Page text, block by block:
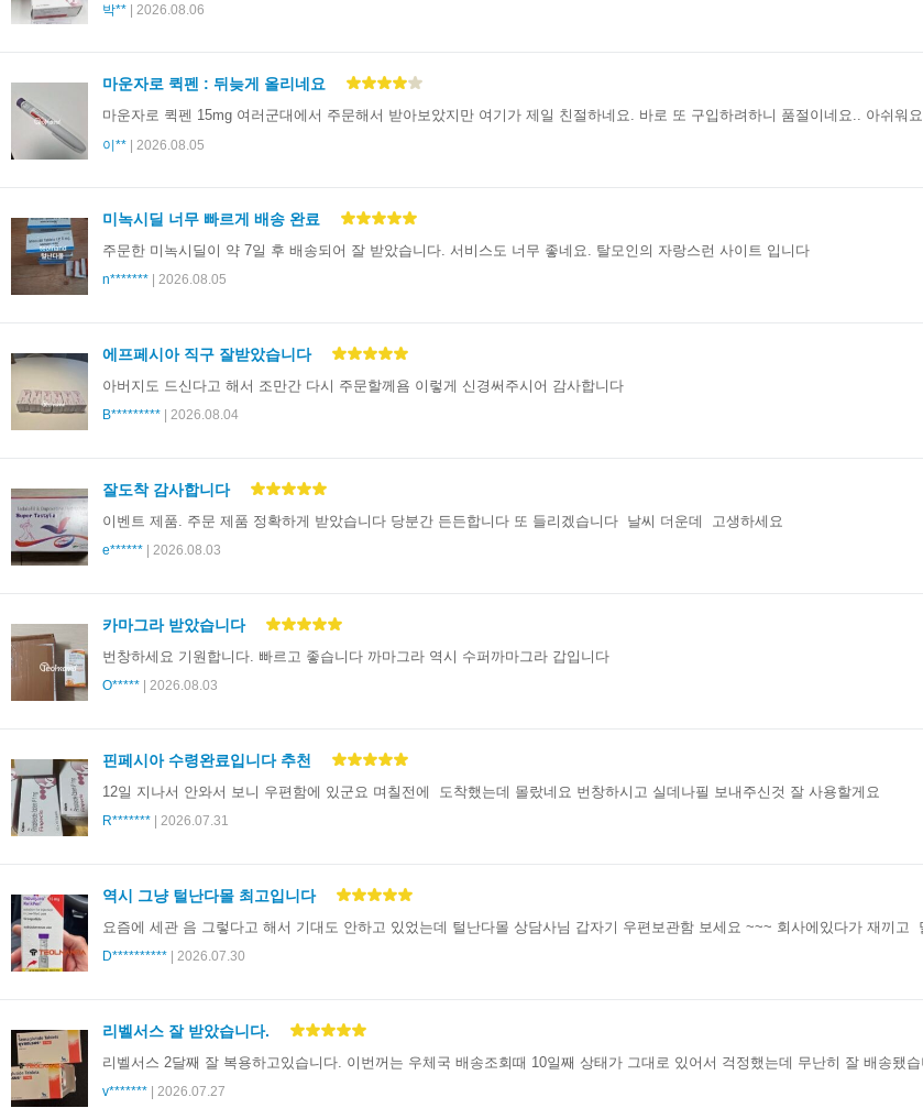
박** | 2026.08.06
마운자로 퀵펜 : 뒤늦게 올리네요
마운자로 퀵펜 15mg 여러군대에서 주문해서 받아보았지만 여기가 제일 친절하네요. 바로 또 구입하려하니 품절이네요.. 아쉬워요
이** | 2026.08.05
미녹시딜 너무 빠르게 배송 완료
주문한 미녹시딜이 약 7일 후 배송되어 잘 받았습니다. 서비스도 너무 좋네요. 탈모인의 자랑스런 사이트 입니다
n******* | 2026.08.05
에프페시아 직구 잘받았습니다
아버지도 드신다고 해서 조만간 다시 주문할께욤 이렇게 신경써주시어 감사합니다
B********* | 2026.08.04
잘도착 감사합니다
이벤트 제품. 주문 제품 정확하게 받았습니다 당분간 든든합니다 또 들리겠습니다 날씨 더운데 고생하세요
e****** | 2026.08.03
카마그라 받았습니다
번창하세요 기원합니다. 빠르고 좋습니다 까마그라 역시 수퍼까마그라 갑입니다
O***** | 2026.08.03
핀페시아 수령완료입니다 추천
12일 지나서 안와서 보니 우편함에 있군요 며칠전에 도착했는데 몰랐네요 번창하시고 실데나필 보내주신것 잘 사용할게요
R******* | 2026.07.31
역시 그냥 털난다몰 최고입니다
D********** | 2026.07.30
리벨서스 잘 받았습니다.
v******* | 2026.07.27